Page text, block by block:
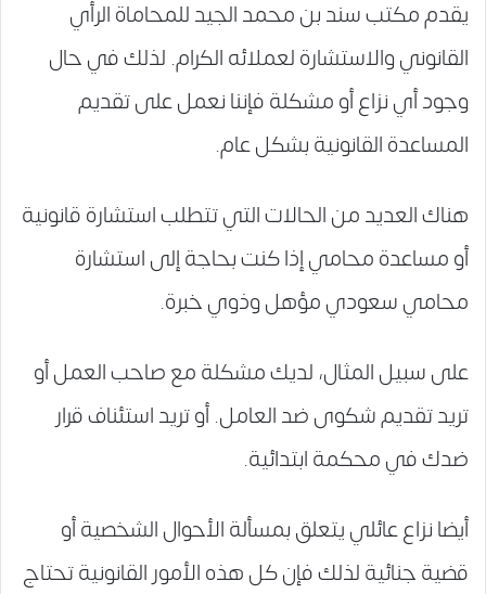
يقدم مكتب سند بن محمد الجيد للمحاماة الرأي
القانوني والاستشارة لعملائه الكرام. لذلك في حال
وجود أي نزاع أو مشكلة فإننا نعمل على تقديم
المساعدة القانونية بشكل عام.
هناك العديد من الحالات التي تتطلب استشارة قانونية
أو مساعدة محامي إذا كنت بحاجة إلى استشارة
محامي سعودي مؤهل وذوي خبرة.
على سبيل المثال، لديك مشكلة مع صاحب العمل أو
تريد تقديم شكوى ضد العامل. أو تريد استئناف قرار
ضدك في محكمة ابتدائية.
أيضا نزاع عائلي يتعلق بمسألة الأحوال الشخصية أو
قضية جنائية لذلك فإن كل هذه الأمور القانونية تحتاج